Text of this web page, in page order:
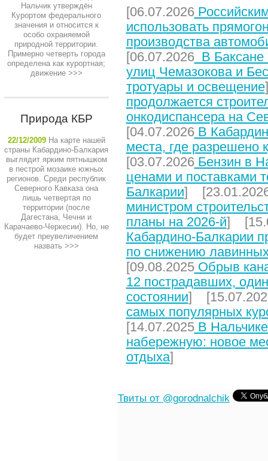
Нальчик утверждён
Курортом федерального
значения и относится к
особо охраняемой
природной территории.
Примерно четверть города
определена как курортная;
движение>>>
Природа КБР
22/12/2009 На карте нашей
страны Кабардино-Балкария
выглядит ярким пятнышком
в пестрой мозаике южных
регионов. Среди республик
Северного Кавказа она
лишь четвертая по
территории (после
Дагестана, Чечни и
Карачаево-Черкесии). Но, не
будет преувеличением
назвать >>>
[06.07.2026
использовать
производства
[06.07.2026В Баксане
улиц Чемазокова и
тротуары и освещение
продолжается
онкодиспансера на
[04.07.2026В
места, где разрешено
[03.07.2026Бензин в
ценами и поставками
Балкарии]
министром
планы на 2026-й]
Кабардино-Балкарии
по снижению
[09.08.2025Обрыв
12 пострадавших,
состоянии]
самых популярных
[14.07.2025В
набережную: новое
отдыха]
Твиты от @gorodnalchik